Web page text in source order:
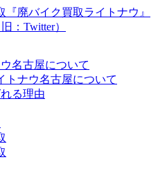
名古屋について
トナウ名古屋について
る理由